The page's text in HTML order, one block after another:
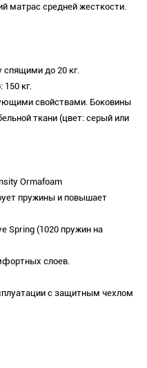
матрас средней жесткости.
спящими до 20 кг.
150 кг.
свойствами. Боковины
ткани (цвет: серый или
Ormafoam
пружины и повышает
Spring (1020 пружин на
слоев.
с защитным чехлом